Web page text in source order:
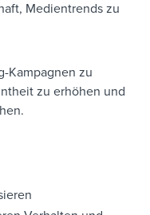
Medientrends zu
Kampagnen zu
zu erhöhen und